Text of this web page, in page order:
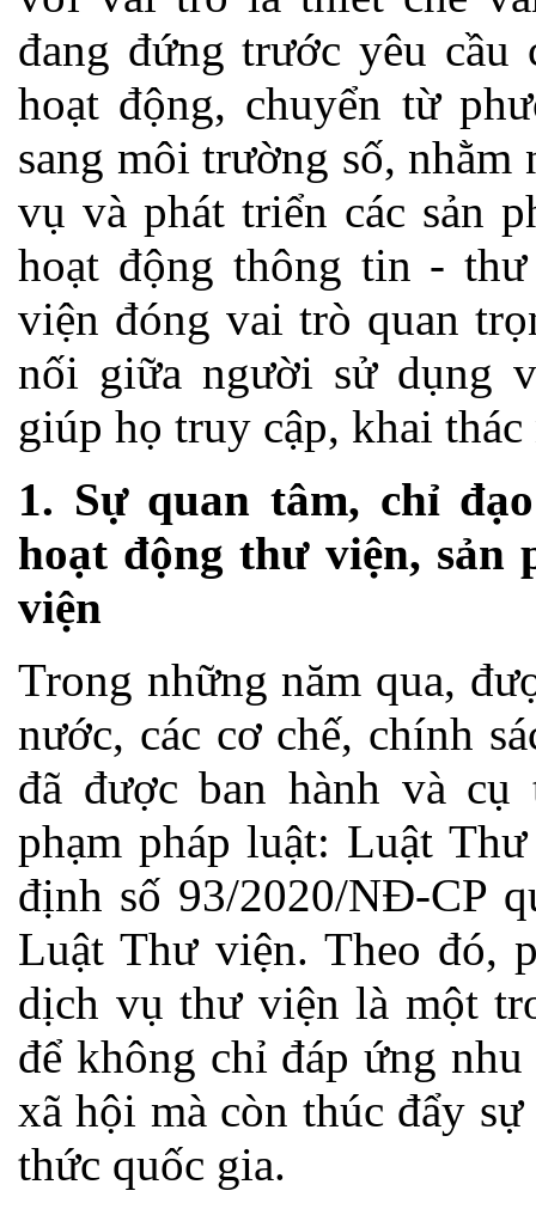
đang đứng trước yêu
hoạt động, chuyển từ
sang môi trường số, nhằm
vụ và phát triển các sản
hoạt động thông tin -
viện đóng vai trò quan
nối giữa người sử dụng
giúp họ truy cập, khai
1. Sự quan tâm, chỉ
hoạt động thư viện,
viện
Trong những năm qua,
nước, các cơ chế, chính
đã được ban hành và
phạm pháp luật: Luật
định số 93/2020/NĐ-CP
Luật Thư viện. Theo đó,
dịch vụ thư viện là một
để không chỉ đáp ứng
xã hội mà còn thúc đẩy
thức quốc gia.